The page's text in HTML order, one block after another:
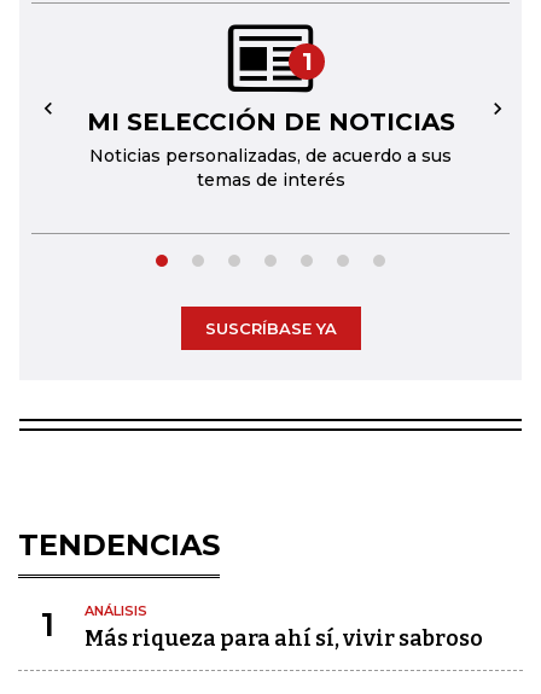
1
MI SELECCIÓN DE NOTICIAS
Noticias personalizadas, de acuerdo a sus
temas de interés
← →
SUSCRÍBASE YA
TENDENCIAS
1 ANÁLISIS
Más riqueza para ahí sí, vivir sabroso